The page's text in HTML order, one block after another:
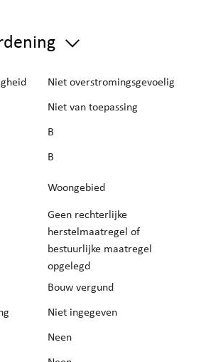
Niet overstromingsgevoelig
Niet van toepassing
B
B
Woongebied
Geen rechterlijke
herstelmaatregel of
bestuurlijke maatregel
opgelegd
Bouw vergund
Niet ingegeven
Neen